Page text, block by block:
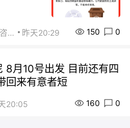
优悦培训咨询 昨天20:29 150 0
8月10号出发 目前还有四
回来有意者短
20:05 160 0